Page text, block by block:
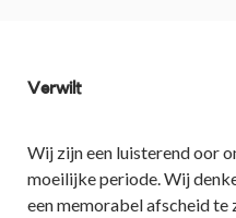
Verwilt
Wij zijn een luisterend oor
moeilijke periode. Wij
een memorabel afscheid